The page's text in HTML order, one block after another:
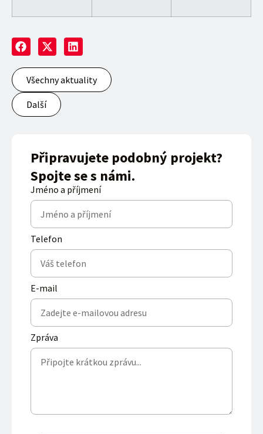
Všechny aktuality
Další
Připravujete podobný projekt?
Spojte se s námi.
Jméno a příjmení
Telefon
E-mail
Zpráva